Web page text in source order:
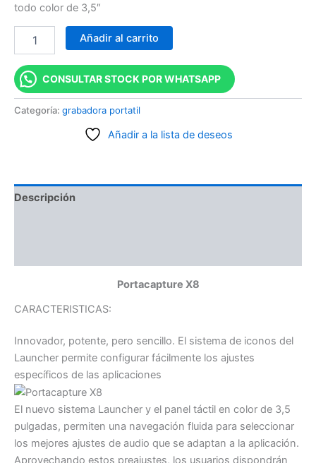
todo color de 3,5″
Añadir al carrito
CONSULTAR STOCK POR WHATSAPP
Categoría: grabadora portatil
Añadir a la lista de deseos
Descripción
Portacapture X8
CARACTERISTICAS:
Innovador, potente, pero sencillo. El sistema de iconos del
Launcher permite configurar fácilmente los ajustes
específicos de las aplicaciones
El nuevo sistema Launcher y el panel táctil en color de 3,5
pulgadas, permiten una navegación fluida para seleccionar
los mejores ajustes de audio que se adaptan a la aplicación.